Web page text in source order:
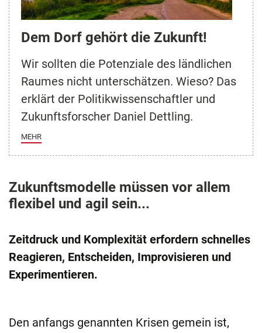
Dem Dorf gehört die Zukunft!
Wir sollten die Potenziale des ländlichen
Raumes nicht unterschätzen. Wieso? Das
erklärt der Politikwissenschaftler und
Zukunftsforscher Daniel Dettling.
MEHR
Zukunftsmodelle müssen vor allem
flexibel und agil sein...
Zeitdruck und Komplexität erfordern schnelles
Reagieren, Entscheiden, Improvisieren und
Experimentieren.
Den anfangs genannten Krisen gemein ist,